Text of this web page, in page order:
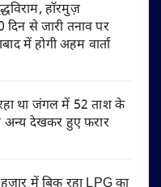
हॉरमुज़
से जारी तनाव पर
में होगी अहम वार्ता
था जंगल में 52 ताश के
अन्य देखकर हुए फरार